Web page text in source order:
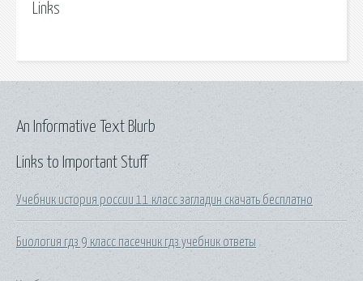
Links
Links to Important Stuff
Учебник история россии 11 класс загладин скачать бесплатно
Биология гдз 9 класс пасечник гдз учебник ответы
An Informative Text Blurb